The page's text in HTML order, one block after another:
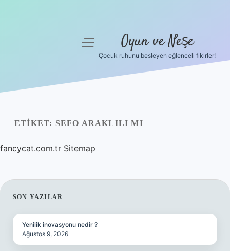
Yasal Uyarı
Hakkımızda
menüyü
Oyun ve Neşe
Çocuk ruhunu besleyen eğlenceli fikirler!
ETIKET: SEFO ARAKLILI MI
fancycat.com.tr Sitemap
SIDEBAR
SON YAZILAR
Yenilik inovasyonu nedir ?
Ağustos 9, 2026